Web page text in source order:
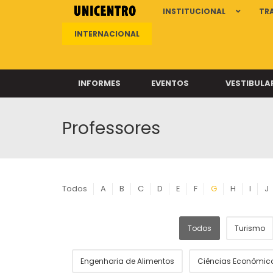
INSTITUCIONAL
INTERNACIONAL
INFORMES EVENTOS
Professores
Todos A B C D E F G H I J
Todos Turismo
Engenharia de Alimentos Ciências